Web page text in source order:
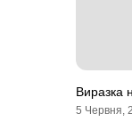
Виразка
5 Червня,